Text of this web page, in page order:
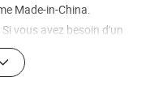
Made-in-China.
vous avez besoin d'un
requise (par
chaleur, etc.). 7.quel
t-il ? Nous ferons de